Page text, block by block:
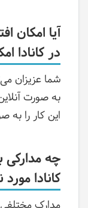
آیا امکان
در کانادا
شما عزیزان
به صورت
این کار را
چه مدارکی
کانادا